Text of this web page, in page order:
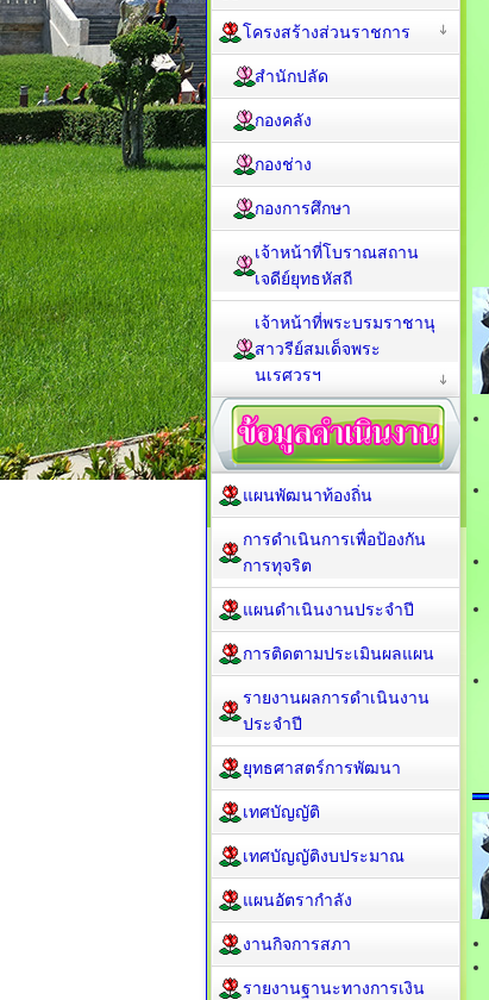
โครงสร้างส่วนราชการ
สำนักปลัด
กองคลัง
กองช่าง
กองการศึกษา
เจ้าหน้าที่โบราณสถาน
เจดีย์ยุทธหัสถี
เจ้าหน้าที่พระบรมราชานุ
สาวรีย์สมเด็จพระ
นเรศวรฯ
แผนพัฒนาท้องถิ่น
การดำเนินการเพื่อป้องกัน
การทุจริต
แผนดำเนินงานประจำปี
การติดตามประเมินผลแผน
รายงานผลการดำเนินงาน
ประจำปี
ยุทธศาสตร์การพัฒนา
เทศบัญญัติ
เทศบัญญัติงบประมาณ
แผนอัตรากำลัง
งานกิจการสภา
รายงานฐานะทางการเงิน